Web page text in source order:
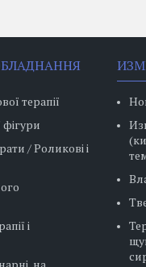
терапії
/ Роликові і
і